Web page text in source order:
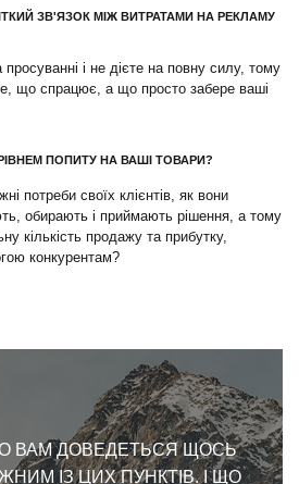
ЗВ'ЯЗОК МІЖ ВИТРАТАМИ НА РЕКЛАМУ
і не дієте на повну силу, тому
що спрацює, а що просто забере ваші
ПОПИТУ НА ВАШІ ТОВАРИ?
потреби своїх клієнтів, як вони
обирають і приймають рішення, а тому
кількість продажу та прибутку,
конкурентам?
ВАМ ДОВЕДЕТЬСЯ ЩОСЬ
ІЗ ЦИХ ПУНКТІВ. І ЩО